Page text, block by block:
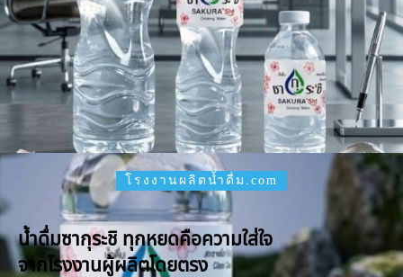
โรงงานผลิตน้ำดื่ม.com
น้ำดื่มซากุระชิ ทุกหยดคือความใส่ใจ
จากโรงงานผู้ผลิตโดยตรง